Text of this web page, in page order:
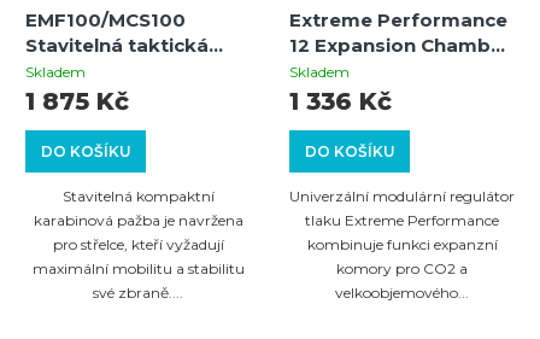
EMF100/MCS100
Stavitelná taktická
kompaktní karabinová
pažba
Skladem
DO KOŠÍKU
1 875 Kč
Stavitelná kompaktní
karabinová pažba je navržena
pro střelce, kteří vyžadují
maximální mobilitu a stabilitu
své zbraně....
Extreme Performance
12 Expansion Chamber
pro CO2 atomizér a
HPA volumizer
Skladem
DO KOŠÍKU
1 336 Kč
Univerzální modulární regulátor
tlaku Extreme Performance
kombinuje funkci expanzní
komory pro CO2 a
velkoobjemového...